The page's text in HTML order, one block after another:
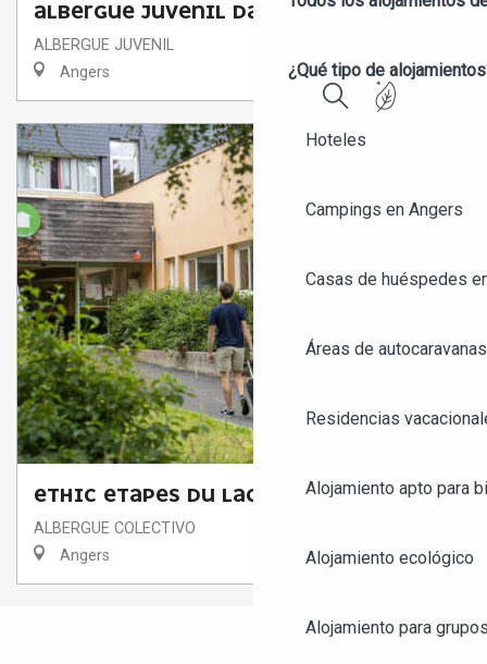
¿Qué tipo de
Hoteles
Campings en Angers
Casas de huéspedes
Áreas de autocaravanas
Residencias
Alojamiento apto para
Alojamiento ecológico
Alojamiento para
ALBERGUE JUVENIL DARWIN
ALBERGUE JUVENIL
Angers
ETHIC ETAPES DU LAC DE MAINE
ALBERGUE COLECTIVO
Angers